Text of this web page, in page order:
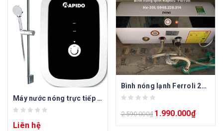
Máy nước nóng trực tiếp Stern RIG – SN 4.5
Liên hệ
Bình nóng lạnh Ferroli 20L Rapido HE20
2.590.000₫ 1.990.000₫